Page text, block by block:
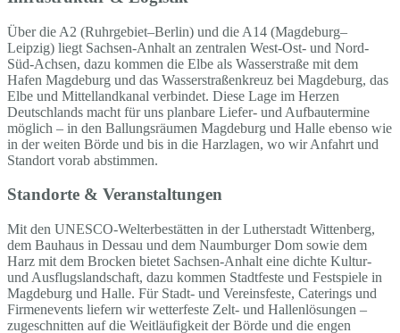
Über die A2 (Ruhrgebiet–Berlin) und die A14 (Magdeburg–
Leipzig) liegt Sachsen-Anhalt an zentralen West-Ost- und Nord-
Süd-Achsen, dazu kommen die Elbe als Wasserstraße mit dem
Hafen Magdeburg und das Wasserstraßenkreuz bei Magdeburg, das
Elbe und Mittellandkanal verbindet. Diese Lage im Herzen
Deutschlands macht für uns planbare Liefer- und Aufbautermine
möglich – in den Ballungsräumen Magdeburg und Halle ebenso wie
in der weiten Börde und bis in die Harzlagen, wo wir Anfahrt und
Standort vorab abstimmen.
Standorte & Veranstaltungen
Mit den UNESCO-Welterbestätten in der Lutherstadt Wittenberg,
dem Bauhaus in Dessau und dem Naumburger Dom sowie dem
Harz mit dem Brocken bietet Sachsen-Anhalt eine dichte Kultur-
und Ausflugslandschaft, dazu kommen Stadtfeste und Festspiele in
Magdeburg und Halle. Für Stadt- und Vereinsfeste, Caterings und
Firmenevents liefern wir wetterfeste Zelt- und Hallenlösungen –
zugeschnitten auf die Weitläufigkeit der Börde und die engen